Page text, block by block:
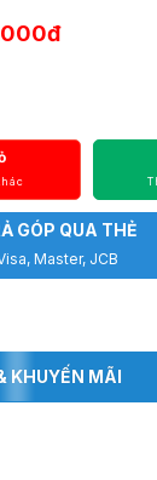
GÓP QUA THẺ
Master, JCB
KHUYẾN MÃI